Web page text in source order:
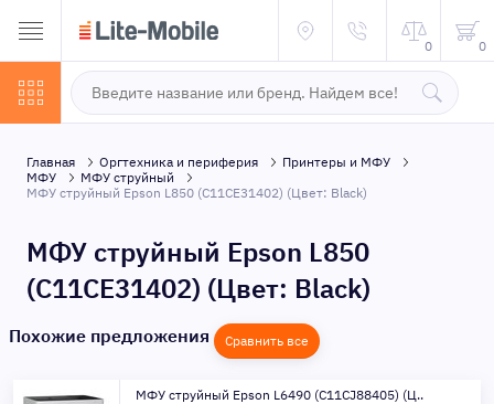
0 0
Главная Оргтехника и периферия
Принтеры и МФУ
МФУ
МФУ струйный
МФУ струйный Epson L850 (C11CE31402) (Цвет: Black)
МФУ струйный Epson L850
(C11CE31402) (Цвет: Black)
Похожие предложения Сравнить все
МФУ струйный Epson L6490 (C11CJ88405) (Ц..